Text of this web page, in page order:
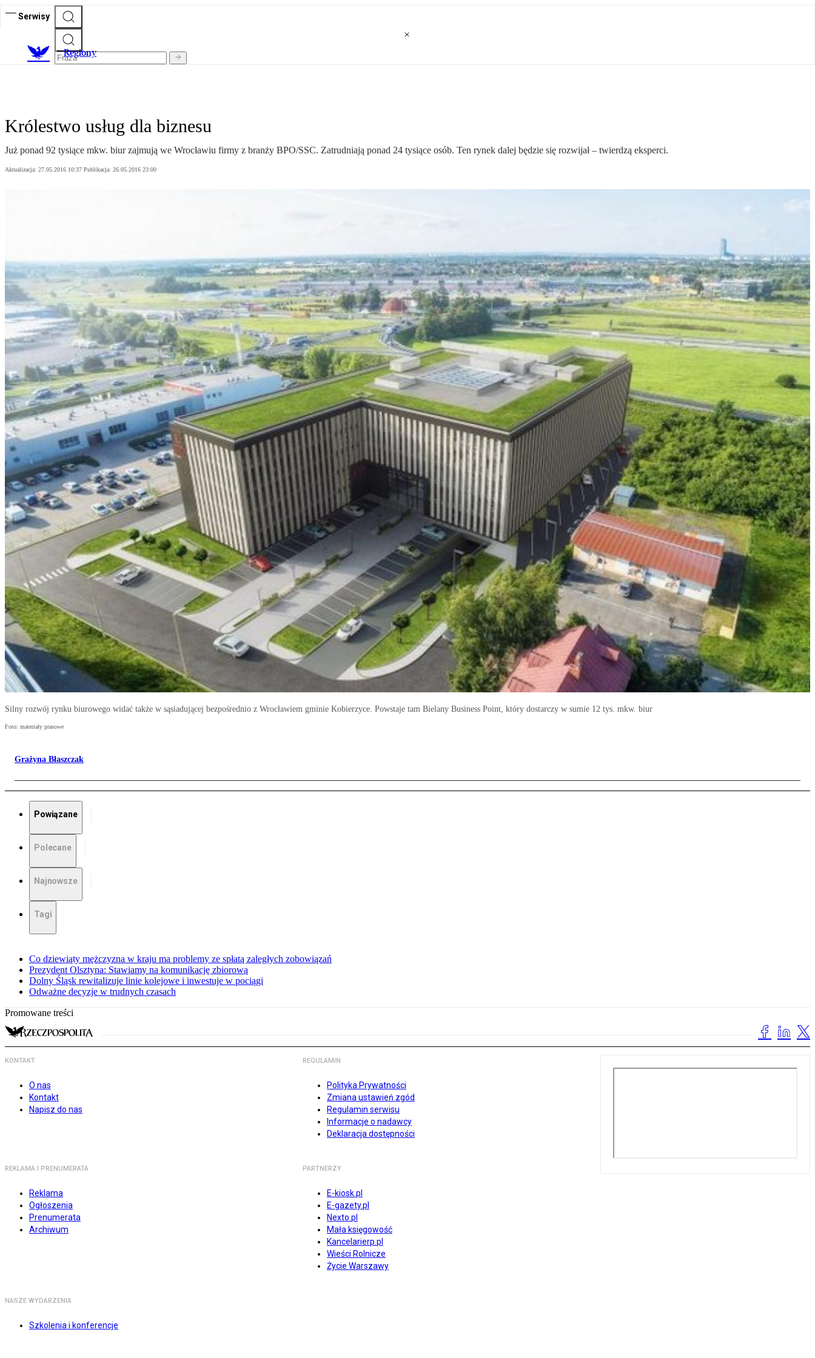
Serwisy
Regiony
Królestwo usług dla biznesu
Już ponad 92 tysiące mkw. biur zajmują we Wrocławiu firmy z branży BPO/SSC. Zatrudniają ponad 24 tysiące osób. Ten rynek dalej będzie się rozwijał – twierdzą eksperci.
Aktualizacja: 27.05.2016 10:37 Publikacja: 26.05.2016 23:00
Silny rozwój rynku biurowego widać także w sąsiadującej bezpośrednio z Wrocławiem gminie Kobierzyce. Powstaje tam Bielany Business Point, który dostarczy w sumie 12 tys. mkw. biur
Foto: materiały prasowe
Grażyna Błaszczak
Powiązane
Polecane
Najnowsze
Tagi
Co dziewiąty mężczyzna w kraju ma problemy ze spłatą zaległych zobowiązań
Prezydent Olsztyna: Stawiamy na komunikację zbiorową
Dolny Śląsk rewitalizuje linie kolejowe i inwestuje w pociągi
Odważne decyzje w trudnych czasach
Promowane treści
KONTAKT
O nas
Kontakt
Napisz do nas
REGULAMIN
Polityka Prywatności
Zmiana ustawień zgód
Regulamin serwisu
Informacje o nadawcy
Deklaracja dostępności
REKLAMA I PRENUMERATA
Reklama
Ogłoszenia
Prenumerata
Archiwum
PARTNERZY
E-kiosk.pl
E-gazety.pl
Nexto.pl
Mała księgowość
Kancelarierp.pl
Wieści Rolnicze
Życie Warszawy
NASZE WYDARZENIA
Szkolenia i konferencje